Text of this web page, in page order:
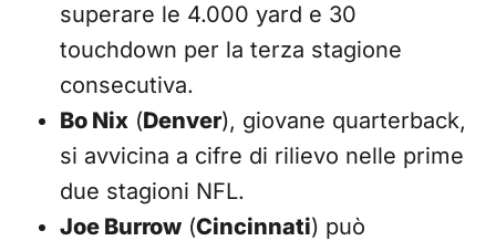
superare le 4.000 yard e 30
touchdown per la terza stagione
consecutiva.
Bo Nix (Denver), giovane quarterback,
si avvicina a cifre di rilievo nelle prime
due stagioni NFL.
Joe Burrow (Cincinnati) può